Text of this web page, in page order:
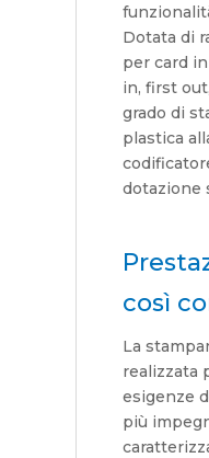
Dotata di
per card
in, first
grado di
plastica
dotazione
così
La
realizzata
esigenze
più